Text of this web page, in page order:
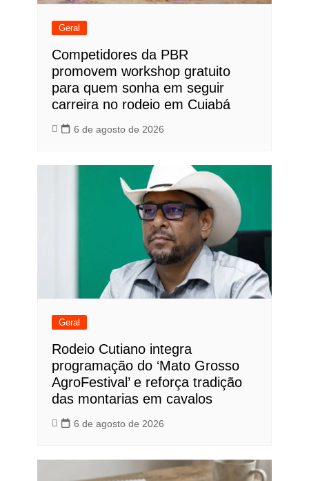
Geral
Competidores da PBR
promovem workshop gratuito
para quem sonha em seguir
carreira no rodeio em Cuiabá
6 de agosto de 2026
Geral
Rodeio Cutiano integra
programação do ‘Mato Grosso
AgroFestival’ e reforça tradição
das montarias em cavalos
6 de agosto de 2026